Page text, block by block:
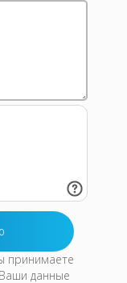
принимаете
данные